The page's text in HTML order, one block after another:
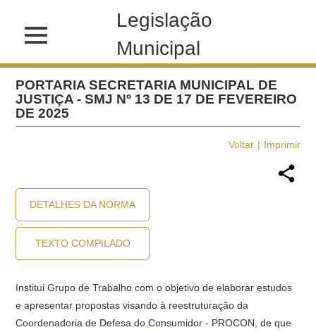
Legislação
Municipal
PORTARIA SECRETARIA MUNICIPAL DE
JUSTIÇA - SMJ Nº 13 DE 17 DE FEVEREIRO
DE 2025
Voltar Imprimir
DETALHES DA NORMA
TEXTO COMPILADO
Institui Grupo de Trabalho com o objetivo de elaborar estudos
e apresentar propostas visando à reestruturação da
Coordenadoria de Defesa do Consumidor - PROCON, de que